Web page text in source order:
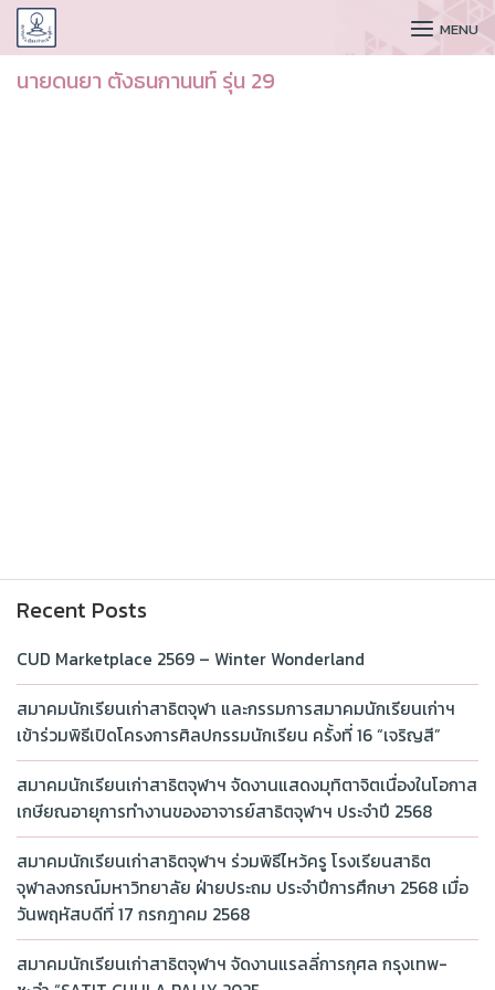
CUDAA MENU
นายดนยา ตังธนกานนท์ รุ่น 29
Recent Posts
CUD Marketplace 2569 – Winter Wonderland
สมาคมนักเรียนเก่าสาธิตจุฬา และกรรมการสมาคมนักเรียนเก่าฯ
เข้าร่วมพิธีเปิดโครงการศิลปกรรมนักเรียน ครั้งที่ 16 “เจริญสี”
สมาคมนักเรียนเก่าสาธิตจุฬาฯ จัดงานแสดงมุทิตาจิตเนื่องในโอกาส
เกษียณอายุการทำงานของอาจารย์สาธิตจุฬาฯ ประจำปี 2568
สมาคมนักเรียนเก่าสาธิตจุฬาฯ ร่วมพิธีไหว้ครู โรงเรียนสาธิต
จุฬาลงกรณ์มหาวิทยาลัย ฝ่ายประถม ประจำปีการศึกษา 2568 เมื่อ
วันพฤหัสบดีที่ 17 กรกฎาคม 2568
สมาคมนักเรียนเก่าสาธิตจุฬาฯ จัดงานแรลลี่การกุศล กรุงเทพ-